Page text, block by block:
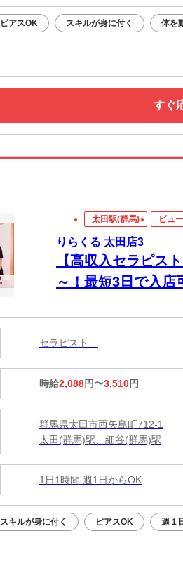
ピアスOK スキルが身に付く 体を
すぐ
太田駅(群馬) ビュ
りらくる 太田店3
【高収入セラピス
～！最短3日で入
セラピスト
時給2,088円〜3,510円
群馬県太田市西矢島町712-1
太田(群馬)駅、細谷(群馬)駅
1日1時間 週1日からOK
スキルが身に付く ピアスOK 週１